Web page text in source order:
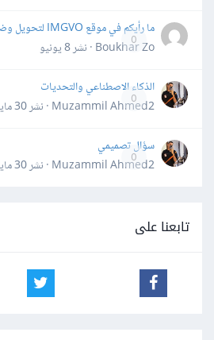
0
ما رأيكم في موقع IMGVO لتحويل وضغط الصور؟
Boukhar Zo · نشر
8 يونيو
0
الذكاء الاصطناعي والتحديات
Muzammil Ahmed2 · نشر
30 مايو
0
سؤال تصميمي
Muzammil Ahmed2 · نشر
30 مايو
تابعنا على